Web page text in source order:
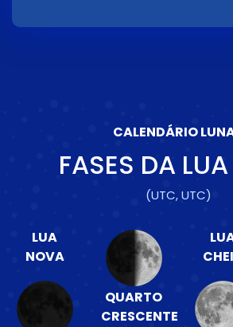
CALENDÁRIO
FASES DA LUA
(UTC, UTC)
LUA
NOVA
QUARTO
CRESCENTE